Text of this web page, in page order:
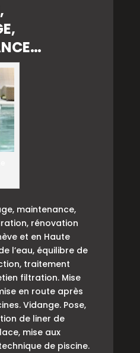
maintenance,
rénovation
et en Haute
l’eau, équilibre de
traitement
filtration. Mise
en route après
Vidange. Pose,
de liner de
mise aux
de piscine.